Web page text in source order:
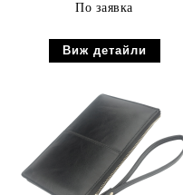
По заявка
Виж детайли